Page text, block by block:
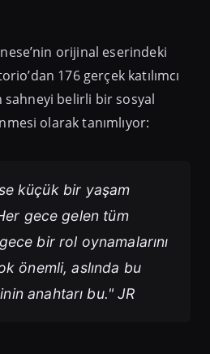
orijinal eserindeki
176 gerçek katılımcı
sahneyi belirli bir sosyal
olarak tanımlıyor:
küçük bir yaşam
gece gelen tüm
bir rol oynamalarını
önemli, aslında bu
anahtarı bu." JR